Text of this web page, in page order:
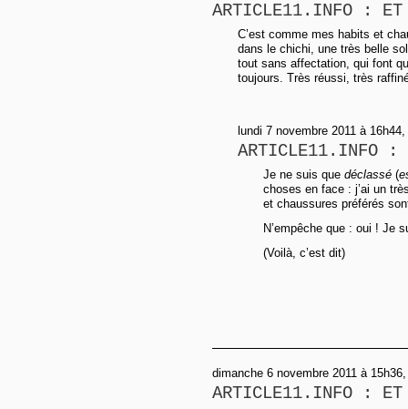
ARTICLE11.INFO : ET
C’est comme mes habits et
dans le chichi, une très belle
tout sans affectation, qui font
toujours. Très réussi, très
lundi 7 novembre 2011 à
ARTICLE11.INFO :
Je ne suis que déclassé (
choses en face : j’ai un
et chaussures préférés
N’empêche que : oui ! Je
(Voilà, c’est dit)
dimanche 6 novembre 2011 à
ARTICLE11.INFO : ET